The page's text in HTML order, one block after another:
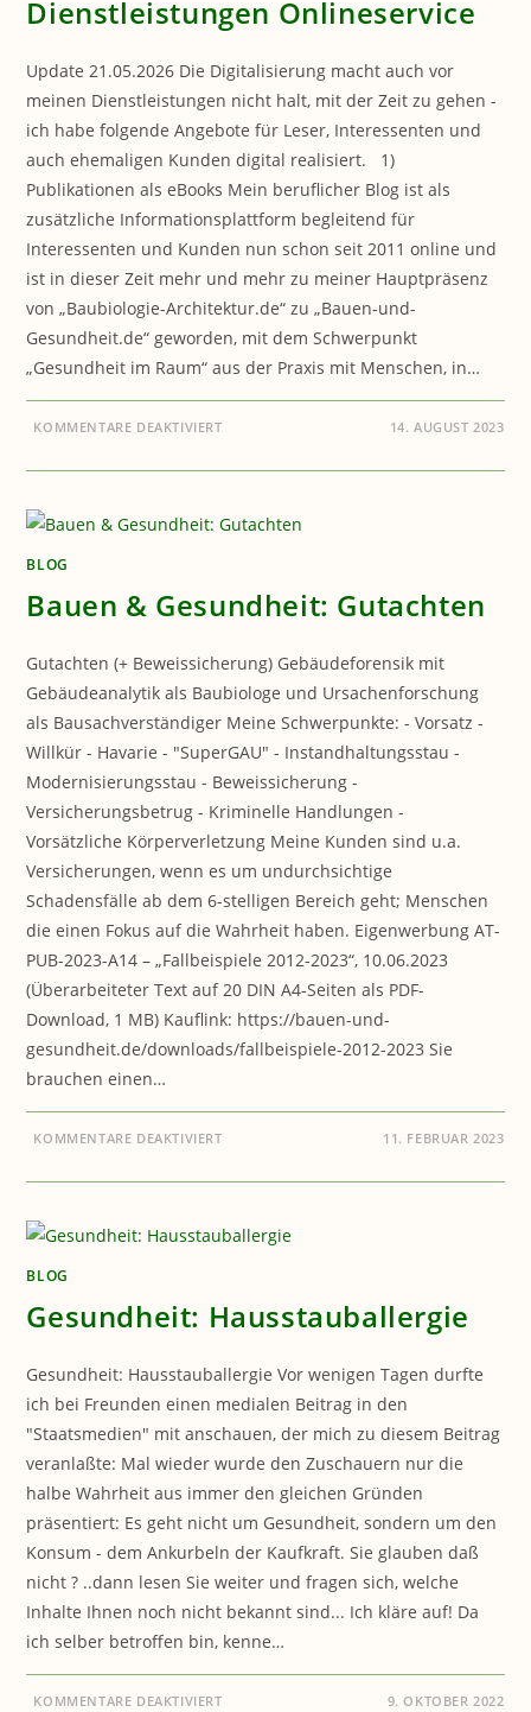
Dienstleistungen Onlineservice
Update 21.05.2026 Die Digitalisierung macht auch vor
meinen Dienstleistungen nicht halt, mit der Zeit zu gehen -
ich habe folgende Angebote für Leser, Interessenten und
auch ehemaligen Kunden digital realisiert. 1)
Publikationen als eBooks Mein beruflicher Blog ist als
zusätzliche Informationsplattform begleitend für
Interessenten und Kunden nun schon seit 2011 online und
ist in dieser Zeit mehr und mehr zu meiner Hauptpräsenz
von „Baubiologie-Architektur.de“ zu „Bauen-und-
Gesundheit.de“ geworden, mit dem Schwerpunkt
„Gesundheit im Raum“ aus der Praxis mit Menschen, in…
KOMMENTARE DEAKTIVIERTFÜR
GESUNDHEIT:
14. AUGUST 2023
BLOG
Bauen & Gesundheit: Gutachten
Gutachten (+ Beweissicherung) Gebäudeforensik mit
Gebäudeanalytik als Baubiologe und Ursachenforschung
als Bausachverständiger Meine Schwerpunkte: - Vorsatz -
Willkür - Havarie - "SuperGAU" - Instandhaltungsstau -
Modernisierungsstau - Beweissicherung -
Versicherungsbetrug - Kriminelle Handlungen -
Vorsätzliche Körperverletzung Meine Kunden sind u.a.
Versicherungen, wenn es um undurchsichtige
Schadensfälle ab dem 6-stelligen Bereich geht; Menschen
die einen Fokus auf die Wahrheit haben. Eigenwerbung AT-
PUB-2023-A14 – „Fallbeispiele 2012-2023“, 10.06.2023
(Überarbeiteter Text auf 20 DIN A4-Seiten als PDF-
Download, 1 MB) Kauflink: https://bauen-und-
gesundheit.de/downloads/fallbeispiele-2012-2023 Sie
brauchen einen…
KOMMENTARE DEAKTIVIERTFÜR
GESUNDHEIT:
11. FEBRUAR 2023
BLOG
Gesundheit: Hausstauballergie
Gesundheit: Hausstauballergie Vor wenigen Tagen durfte
ich bei Freunden einen medialen Beitrag in den
"Staatsmedien" mit anschauen, der mich zu diesem Beitrag
veranlaßte: Mal wieder wurde den Zuschauern nur die
halbe Wahrheit aus immer den gleichen Gründen
präsentiert: Es geht nicht um Gesundheit, sondern um den
Konsum - dem Ankurbeln der Kaufkraft. Sie glauben daß
nicht ? ..dann lesen Sie weiter und fragen sich, welche
Inhalte Ihnen noch nicht bekannt sind... Ich kläre auf! Da
ich selber betroffen bin, kenne…
KOMMENTARE DEAKTIVIERTFÜR 9. OKTOBER 2022